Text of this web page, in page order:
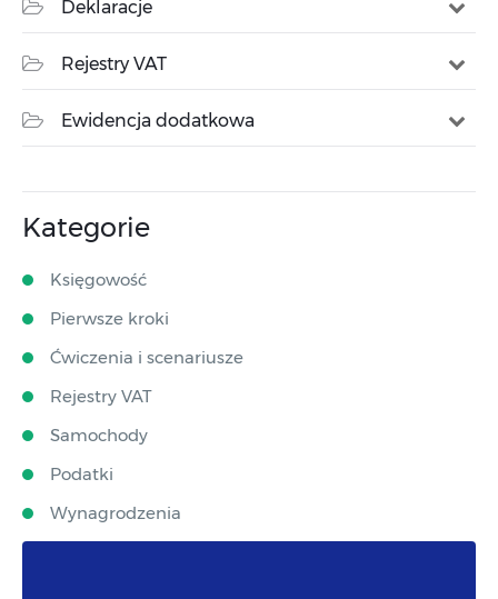
Deklaracje
Rejestry VAT
Ewidencja dodatkowa
Kategorie
Księgowość
Pierwsze kroki
Ćwiczenia i scenariusze
Rejestry VAT
Samochody
Podatki
Wynagrodzenia